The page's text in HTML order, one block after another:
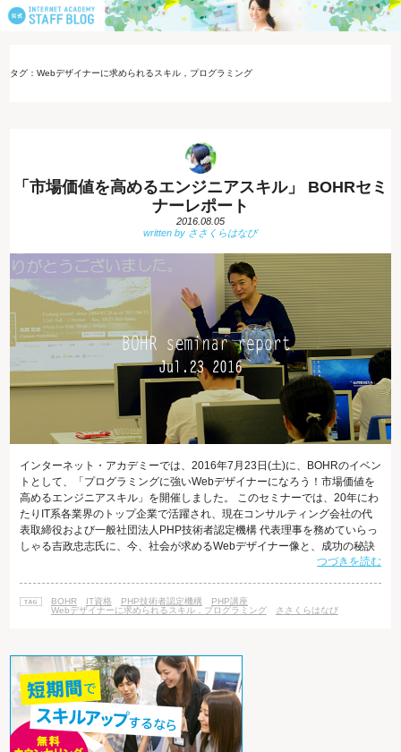
タグ：Webデザイナーに求められるスキル，プログラミング
「市場価値を高めるエンジニアスキル」 BOHRセミ
ナーレポート
2016.08.05
インターネット・アカデミーでは、2016年7月23日(土)に、BOHRのイベン
トとして、「プログラミングに強いWebデザイナーになろう！市場価値を
高めるエンジニアスキル」を開催しました。 このセミナーでは、20年にわ
たりIT系各業界のトップ企業で活躍され、現在コンサルティング会社の代
表取締役および一般社団法人PHP技術者認定機構 代表理事を務めていらっ
しゃる吉政忠志氏に、今、社会が求めるWebデザイナー像と、成功の秘訣
についてお話頂きました。 今回は、そのセミナーの内容をレポート形式で
本セミナーでは、吉政氏に「Webデザイナーに求められるエンジニアスキ
ル」と「キャリアアップを実現する就転職活動の秘訣」の2つのテーマに
つづきを読む
BOHR IT資格 PHP技術者認定機構
PHP講座
Webデザイナーに求められるスキル，プログラミング
ささくらはなび